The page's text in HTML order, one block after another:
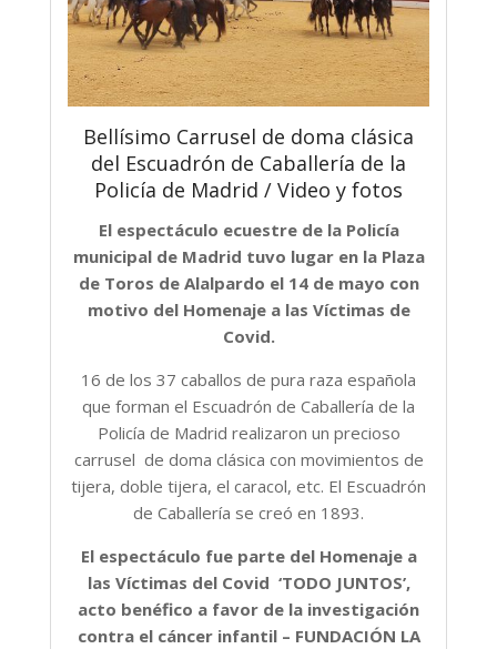
Bellísimo Carrusel de doma clásica
del Escuadrón de Caballería de la
Policía de Madrid / Video y fotos
El espectáculo ecuestre de la Policía
municipal de Madrid tuvo lugar en la Plaza
de Toros de Alalpardo el 14 de mayo con
motivo del Homenaje a las Víctimas de
Covid.
16 de los 37 caballos de pura raza española
que forman el Escuadrón de Caballería de la
Policía de Madrid realizaron un precioso
carrusel de doma clásica con movimientos de
tijera, doble tijera, el caracol, etc. El Escuadrón
de Caballería se creó en 1893.
El espectáculo fue parte del Homenaje a
las Víctimas del Covid ‘TODO JUNTOS’,
acto benéfico a favor de la investigación
contra el cáncer infantil – FUNDACIÓN LA